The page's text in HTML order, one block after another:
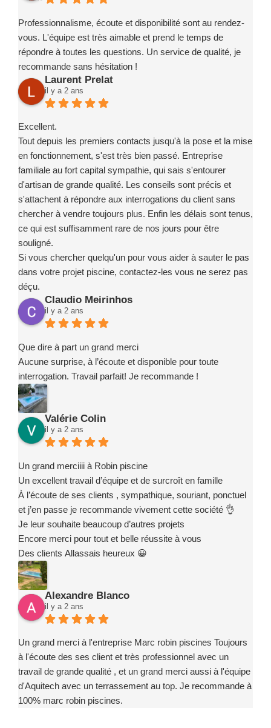
Professionnalisme, écoute et disponibilité sont au rendez-
vous. L'équipe est très aimable et prend le temps de
répondre à toutes les questions. Un service de qualité, je
recommande sans hésitation !
Laurent Prelat
il y a 2 ans
Excellent.
Tout depuis les premiers contacts jusqu'à la pose et la mise
en fonctionnement, s'est très bien passé. Entreprise
familiale au fort capital sympathie, qui sais s'entourer
d'artisan de grande qualité. Les conseils sont précis et
s'attachent à répondre aux interrogations du client sans
chercher à vendre toujours plus. Enfin les délais sont tenus,
ce qui est suffisamment rare de nos jours pour être
souligné.
Si vous chercher quelqu'un pour vous aider à sauter le pas
dans votre projet piscine, contactez-les vous ne serez pas
déçu.
Claudio Meirinhos
il y a 2 ans
Que dire à part un grand merci
Aucune surprise, à l’écoute et disponible pour toute
interrogation. Travail parfait! Je recommande !
Valérie Colin
il y a 2 ans
Un grand merciiii à Robin piscine
Un excellent travail d’équipe et de surcroît en famille
À l’écoute de ses clients , sympathique, souriant, ponctuel
et j’en passe je recommande vivement cette société 👌
Je leur souhaite beaucoup d’autres projets
Encore merci pour tout et belle réussite à vous
Des clients Allassais heureux 😀
Alexandre Blanco
il y a 2 ans
Un grand merci à l'entreprise Marc robin piscines Toujours
à l'écoute des ses client et très professionnel avec un
travail de grande qualité , et un grand merci aussi à l'équipe
d'Aquitech avec un terrassement au top. Je recommande à
100% marc robin piscines.